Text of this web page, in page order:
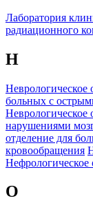
Лаборатория
радиационного
Н
Неврологическое
больных с
Неврологическое
нарушениями
отделение для
кровообращения
Нефрологическое
О